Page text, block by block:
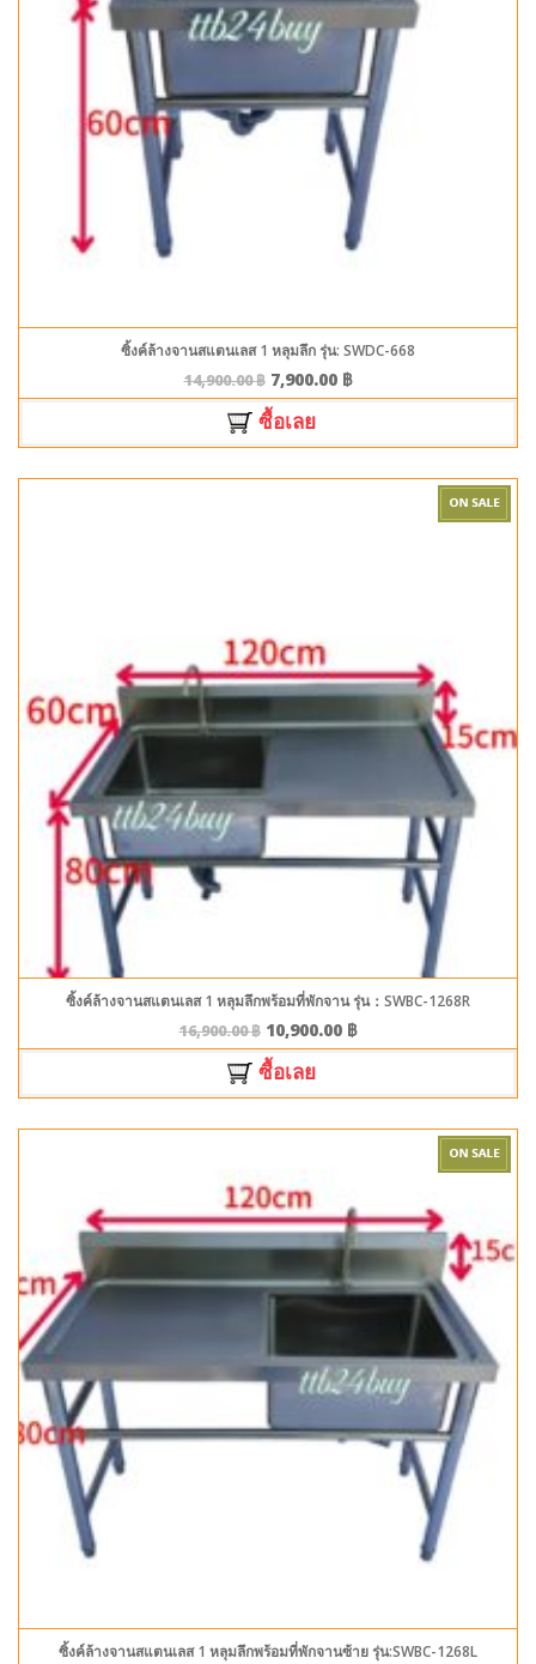
ซิ้งค์ล้างจานสแตนเลส 1 หลุมลึก รุ่น: SWDC-668
14,900.00฿ 7,900.00 ฿
ซื้อเลย
ซิ้งค์ล้างจานสแตนเลส 1 หลุมลึกพร้อมที่พักจาน รุ่น：SWBC-1268R
16,900.00฿ 10,900.00 ฿
ซื้อเลย
ซิ้งค์ล้างจานสแตนเลส 1 หลุมลึกพร้อมที่พักจานซ้าย รุ่น:SWBC-1268L